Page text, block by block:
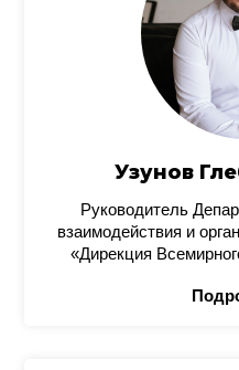
Узунов
Руководитель
взаимодействия и
«Дирекция